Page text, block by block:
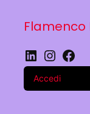
Flamenco
LinkedIn
Accedi